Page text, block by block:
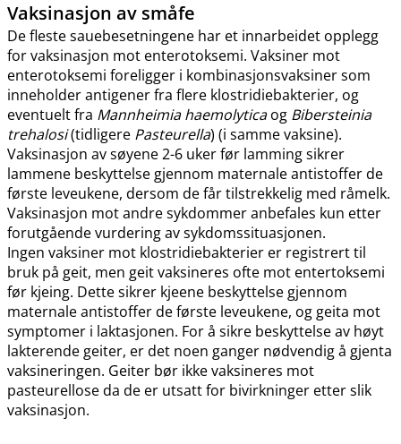
Vaksinasjon av småfe
De fleste sauebesetningene har et innarbeidet opplegg
for vaksinasjon mot enterotoksemi. Vaksiner mot
enterotoksemi foreligger i kombinasjonsvaksiner som
inneholder antigener fra flere klostridiebakterier, og
eventuelt fra Mannheimia haemolyticaog Bibersteinia
trehalosi(tidligere Pasteurella) (i samme vaksine).
Vaksinasjon av søyene 2-6 uker før lamming sikrer
lammene beskyttelse gjennom maternale antistoffer de
første leveukene, dersom de får tilstrekkelig med råmelk.
Vaksinasjon mot andre sykdommer anbefales kun etter
forutgående vurdering av sykdomssituasjonen.
Ingen vaksiner mot klostridiebakterier er registrert til
bruk på geit, men geit vaksineres ofte mot entertoksemi
før kjeing. Dette sikrer kjeene beskyttelse gjennom
maternale antistoffer de første leveukene, og geita mot
symptomer i laktasjonen. For å sikre beskyttelse av høyt
lakterende geiter, er det noen ganger nødvendig å gjenta
vaksineringen. Geiter bør ikke vaksineres mot
pasteurellose da de er utsatt for bivirkninger etter slik
vaksinasjon.